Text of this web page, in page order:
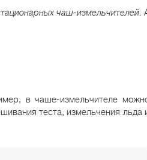
чаш-измельчителей.
в чаше-измельчителе
теста, измельчения льда